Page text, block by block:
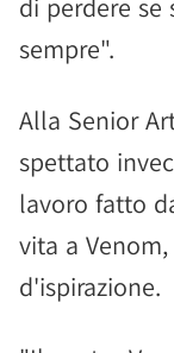
di perdere se
sempre".
Alla Senior
spettato
lavoro fatto
vita a
d'ispirazione.